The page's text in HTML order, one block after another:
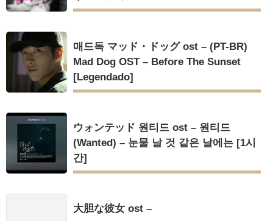
매드독 マッド・ドッグ ost – (PT-BR)
Mad Dog OST – Before The Sunset
[Legendado]
ウォンテッド 원티드 ost – 원티드
(Wanted) – 눈물 날 것 같은 날에는 [1시
간]
大胆な彼女 ost –